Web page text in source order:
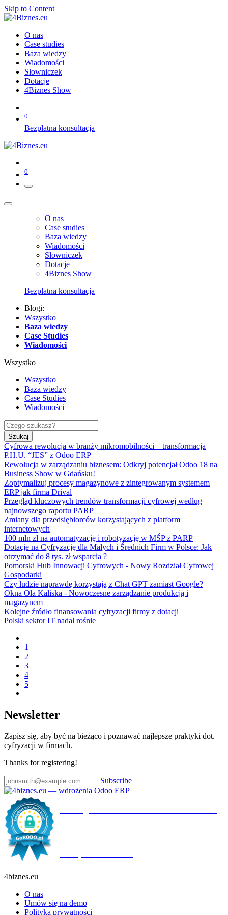
Skip to Content
O nas
Case studies
Baza wiedzy
Wiadomości
Słowniczek
Dotacje
4Biznes Show
0
Bezpłatna konsultacja
0
O nas
Case studies
Baza wiedzy
Wiadomości
Słowniczek
Dotacje
4Biznes Show
Bezpłatna konsultacja
Blogi:
Wszystko
Baza wiedzy
Case Studies
Wiadomości
Wszystko
Wszystko
Baza wiedzy
Case Studies
Wiadomości
Szukaj
Cyfrowa rewolucja w branży mikromobilności – transformacja
P.H.U. “JES” z Odoo ERP
Rewolucja w zarządzaniu biznesem: Odkryj potencjał Odoo 18 na
Business Show w Gdańsku!
Zoptymalizuj procesy magazynowe z zintegrowanym systemem
ERP jak firma Drival
Przegląd kluczowych trendów transformacji cyfrowej według
najnowszego raportu PARP
Zmiany dla przedsiębiorców korzystających z platform
internetowych
100 mln zł na automatyzację i robotyzację w MŚP z PARP
Dotacje na Cyfryzację dla Małych i Średnich Firm w Polsce: Jak
otrzymać do 8 tys. zł wsparcia ?
Pomorski Hub Innowacji Cyfrowych - Nowy Rozdział Cyfrowej
Gospodarki
Czy ludzie naprawdę korzystają z Chat GPT zamiast Google?
Okna Ola Kaliska - Nowoczesne zarządzanie produkcją i
magazynem
Kolejne źródło finansowania cyfryzacji firmy z dotacji
Polski sektor IT nadal rośnie
1
2
3
4
5
Newsletter
Zapisz się, aby być na bieżąco i poznawać najlepsze praktyki dot.
cyfryzacji w firmach.
Thanks for registering!
Subscribe
4biznes.eu
O nas
Umów się na demo
Polityka prywatności